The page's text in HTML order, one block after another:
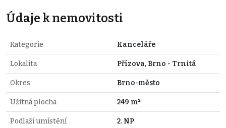
Údaje k nemovitosti
Kategorie Kanceláře
Lokalita Přízova, Brno - Trnitá
Okres Brno-město
Užitná plocha 249 m²
Podlaží umístění 2. NP